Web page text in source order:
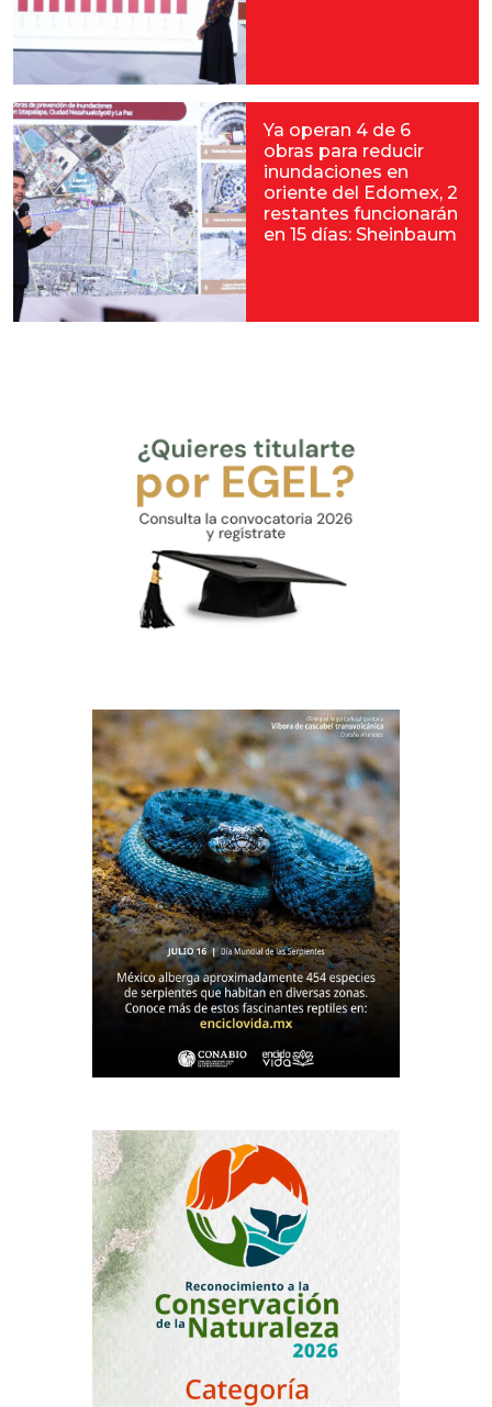
Ya operan 4 de 6
obras para reducir
inundaciones en
oriente del Edomex, 2
restantes funcionarán
en 15 días: Sheinbaum